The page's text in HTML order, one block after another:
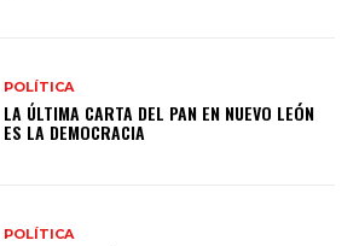
POLÍTICA
LA ÚLTIMA CARTA DEL PAN EN NUEVO LEÓN
ES LA DEMOCRACIA
POLÍTICA